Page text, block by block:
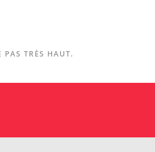
TRÈS HAUT.